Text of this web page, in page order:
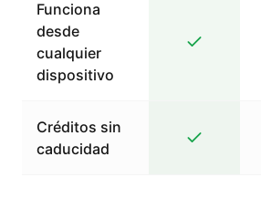
Funciona
desde
cualquier
dispositivo
Créditos sin
caducidad